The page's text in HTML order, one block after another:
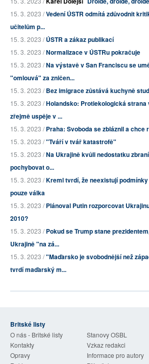
15. 3. 2023 /Vedení ÚSTR odmítá zdůvodnit
učitelům p...
15. 3. 2023 /ÚSTR a zákaz publikací
15. 3. 2023 /Normalizace v ÚSTRu pokračuje
15. 3. 2023 /Na výstavě v San Franciscu se
"omlouvá" za zničen...
15. 3. 2023 /Bez imigrace zůstává kuchyně
15. 3. 2023 /Holandsko: Protiekologická strana
zřejmě uspěje v ...
15. 3. 2023 /Praha: Svoboda se zbláznil a
15. 3. 2023 /"Tváří v tvář katastrofě"
15. 3. 2023 /Na Ukrajině kvůli nedostatku
pochybovat o...
15. 3. 2023 /Kreml tvrdí, že neexistují
pouze válka
15. 3. 2023 /Plánoval Putin rozporcovat
2010?
15. 3. 2023 /Pokud se Trump stane
Ukrajině "na zá...
15. 3. 2023 /"Maďarsko je svobodnější než
tvrdí maďarský m...
Britské listy
O nás - Britské listy
Stanovy OSBL
Kontakty
Vzkaz redakci
Opravy
Informace pro autory